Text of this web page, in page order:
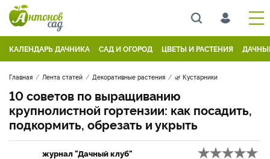
КАЛЕНДАРЬ ДАЧНИКА САД И ОГОРОД ЦВЕТЫ И РАСТЕНИЯ
Главная Лента статей Декоративные растения 🌿 Кустарники
10 советов по выращиванию
крупнолистной гортензии: как посадить,
подкормить, обрезать и укрыть
журнал "Дачный клуб"